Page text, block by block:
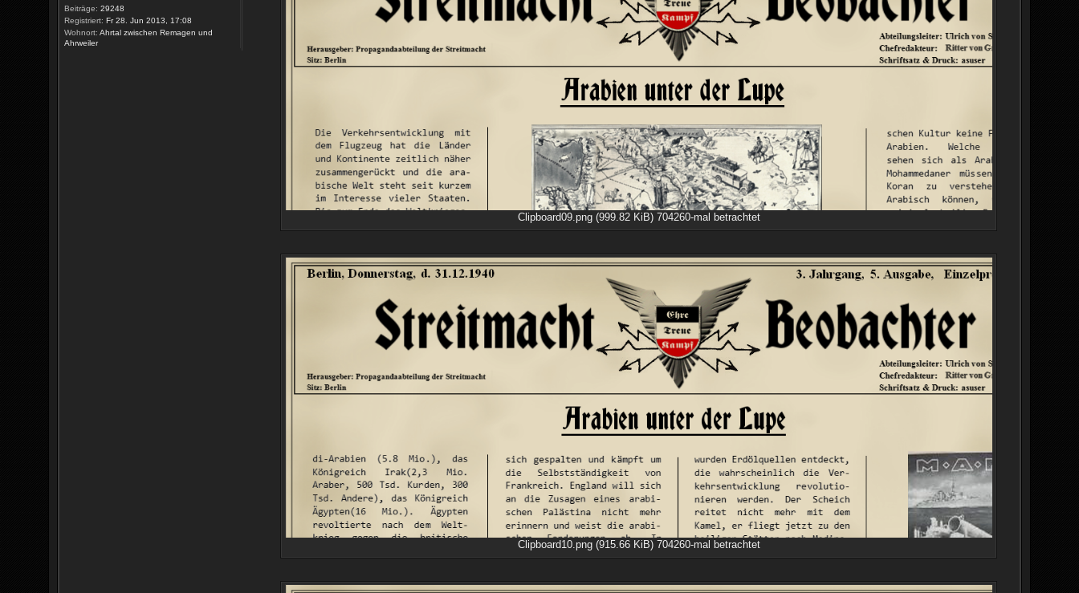
Beiträge: 29248
Registriert: Fr 28. Jun 2013, 17:08
Wohnort: Ahrtal zwischen Remagen und
Ahrweiler
Clipboard09.png (999.82 KiB) 704260-mal betrachtet
Clipboard10.png (915.66 KiB) 704260-mal betrachtet